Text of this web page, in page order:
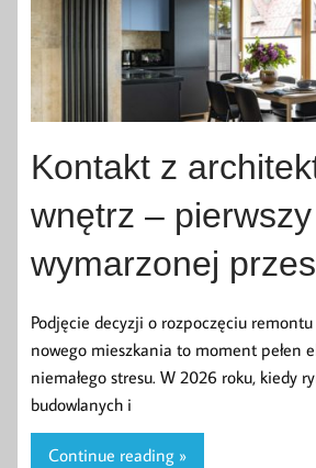
Kontakt z
wnętrz –
wymarzonej
Podjęcie decyzji o rozpoczęciu
nowego mieszkania to moment pełen
niemałego stresu. W 2026 roku, kiedy
budowlanych i
Continue reading »